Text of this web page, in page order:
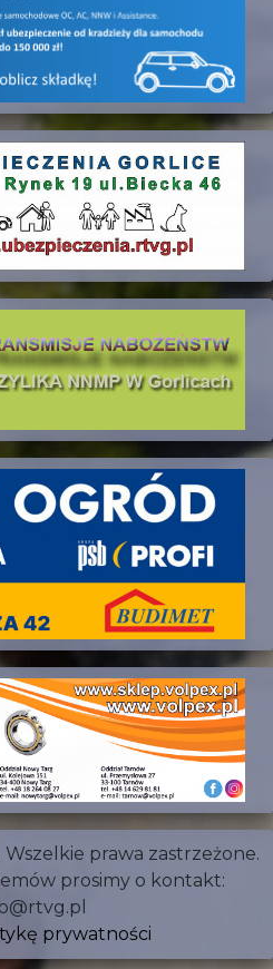
prawa zastrzeżone.
prosimy o kontakt:
prywatności